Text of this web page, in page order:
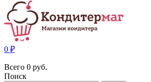
0 ₽
Всего 0 руб.
Поиск